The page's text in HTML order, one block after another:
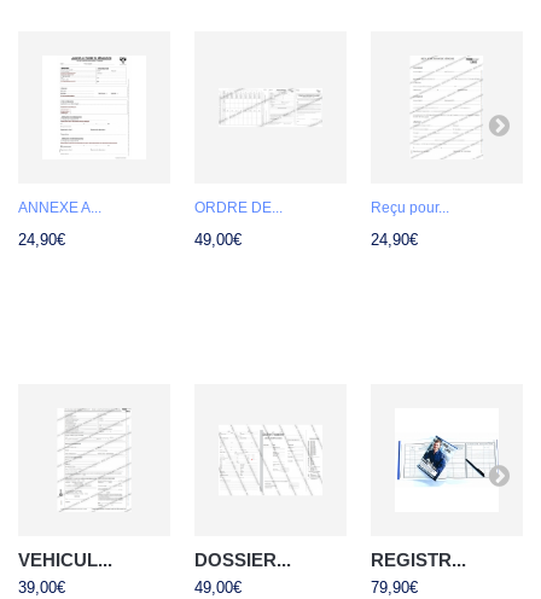
ANNEXE A...
24,90€
ORDRE DE...
49,00€
Reçu pour...
24,90€
VEHICUL...
39,00€
DOSSIER...
49,00€
REGISTR...
79,90€